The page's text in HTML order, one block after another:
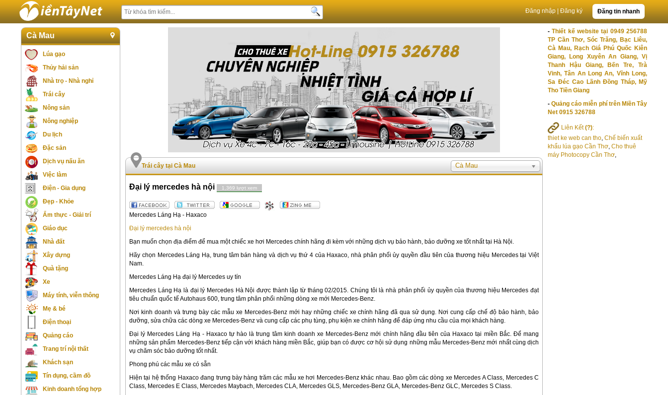
Đăng tin nhanh
Đăng nhập Đăng ký
Cà Mau
Lúa gạo
Thủy hải sản
Nhà trọ - Nhà nghỉ
Trái cây
Nông sản
Nông nghiệp
Du lịch
Đặc sản
Dịch vụ nấu ăn
Việc làm
Điện - Gia dụng
Đẹp - Khỏe
Ẩm thực - Giải trí
Giáo dục
Nhà đất
Xây dựng
Quà tặng
Xe
Máy tính, viễn thông
Mẹ & bé
Điện thoại
Quảng cáo
Trang trí nội thất
Khách sạn
Tín dụng, cầm đồ
Kinh doanh tổng hợp
-Thiết kế website tại 0949 256788
TP Cần Thơ, Sóc Trăng, Bạc Liêu,
Cà Mau, Rạch Giá Phú Quốc Kiên
Giang, Long Xuyên An Giang, Vị
Thanh Hậu Giang, Bến Tre, Trà
Vinh, Tân An Long An, Vĩnh Long,
Sa Đéc Cao Lãnh Đồng Tháp, Mỹ
Tho Tiền Giang
-Quảng cáo miễn phí trên Miền Tây
Net 0915 326788
Liên Kết(?):
thiet ke web can tho, Chế biến xuất
khẩu lúa gạo Cần Thơ, Cho thuê
máy Photocopy Cần Thơ,
Trái cây tại Cà Mau
Cà Mau
Đại lý mercedes hà nội 1,369 lượt xem
Mercedes Láng Hạ - Haxaco
Đại lý mercedes hà nội
Bạn muốn chọn địa điểm để mua một chiếc xe hơi Mercedes chính hãng đi kèm với những dịch vụ bảo hành, bảo dưỡng xe tốt nhất tại Hà Nội.
Hãy chọn Mercedes Láng Hạ, trung tâm bán hàng và dịch vụ thứ 4 của Haxaco, nhà phân phối ủy quyền đầu tiên của thương hiệu Mercedes tại Việt
Nam.
Mercedes Láng Hạ đại lý Mercedes uy tín
Mercedes Láng Hạ là đại lý Mercedes Hà Nội được thành lập từ tháng 02/2015. Chúng tôi là nhà phân phối ủy quyền của thương hiệu Mercedes đạt
tiêu chuẩn quốc tế Autohaus 600, trung tâm phân phối những dòng xe mới Mercedes-Benz.
Nơi kinh doanh và trưng bày các mẫu xe Mercedes-Benz mới hay những chiếc xe chính hãng đã qua sử dụng. Nơi cung cấp chế độ bảo hành, bảo
dưỡng, sửa chữa các dòng xe Mercedes-Benz và cung cấp các phụ tùng, phụ kiện xe chính hãng để đáp ứng nhu cầu của mọi khách hàng.
Đại lý Mercedes Láng Hạ - Haxaco tự hào là trung tâm kinh doanh xe Mercedes-Benz mới chính hãng đầu tiên của Haxaco tại miền Bắc. Để mang
những sản phẩm Mercedes-Benz tiếp cận với khách hàng miền Bắc, giúp bạn có được cơ hội sử dụng những mẫu Mercedes-Benz mới nhất cùng dịch
vụ chăm sóc bảo dưỡng tốt nhất.
Phong phú các mẫu xe có sẵn
Hiện tại hệ thống Haxaco đang trưng bày hàng trăm các mẫu xe hơi Mercedes-Benz khác nhau. Bao gồm các dòng xe Mercedes A Class, Mercedes C
Class, Mercedes E Class, Mercedes Maybach, Mercedes CLA, Mercedes GLS, Mercedes-Benz GLA, Mercedes-Benz GLC, Mercedes S Class.